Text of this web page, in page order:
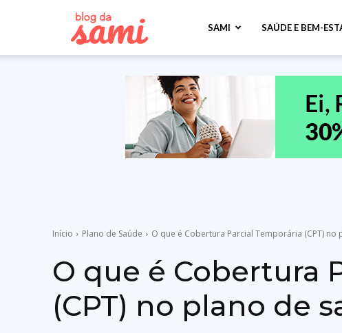
Saúde
SAMI SAÚDE E BEM-
Início Plano de Saúde O que é Cobertura Parcial Temporária (CPT) no
O que é Cobertura
(CPT) no plano de